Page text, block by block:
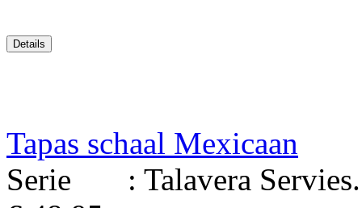
Tapas schaal Mexicaan
Serie : Talavera Servies.